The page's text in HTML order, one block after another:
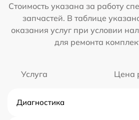
Стоимость указана за работу
запчастей. В таблице
оказания услуг при условии
для ремонта
Услуга Цена
Диагностика